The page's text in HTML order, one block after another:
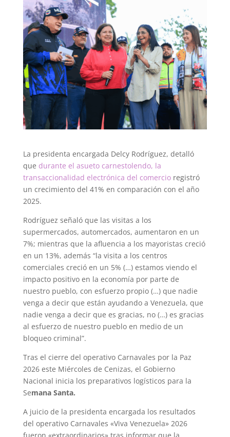
La presidenta encargada Delcy Rodríguez, detalló
que durante el asueto carnestolendo, la
transaccionalidad electrónica del comercioregistró
un crecimiento del 41% en comparación con el año
2025.
Rodríguez señaló que las visitas a los
supermercados, automercados, aumentaron en un
7%; mientras que la afluencia a los mayoristas creció
en un 13%, además “la visita a los centros
comerciales creció en un 5% (…) estamos viendo el
impacto positivo en la economía por parte de
nuestro pueblo, con esfuerzo propio (…) que nadie
venga a decir que están ayudando a Venezuela, que
nadie venga a decir que es gracias, no (…) es gracias
al esfuerzo de nuestro pueblo en medio de un
bloqueo criminal”.
Tras el cierre del operativo Carnavales por la Paz
2026 este Miércoles de Cenizas, el Gobierno
Nacional inicia los preparativos logísticos para la
Semana Santa.
A juicio de la presidenta encargada los resultados
del operativo Carnavales «Viva Venezuela» 2026
fueron «extraordinarios» tras informar que la